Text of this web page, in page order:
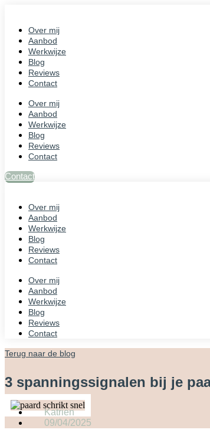
inhoud
Over mij
Aanbod
Werkwijze
Blog
Reviews
Contact
Over mij
Aanbod
Werkwijze
Blog
Reviews
Contact
Contact
Over mij
Aanbod
Werkwijze
Blog
Reviews
Contact
Over mij
Aanbod
Werkwijze
Blog
Reviews
Contact
Terug naar de blog
3 spanningssignalen bij je
Katrien
09/04/2025